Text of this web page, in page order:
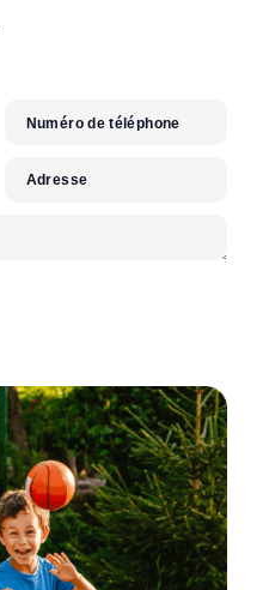
Numéro de téléphone
Adresse